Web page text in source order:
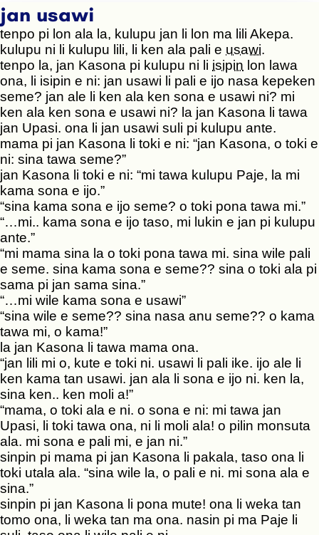
jan usawi
tenpo pi lon ala la, kulupu jan li lon ma lili Akepa.
kulupu ni li kulupu lili, li ken ala pali e usawi.
tenpo la, jan Kasona pi kulupu ni li isipin lon lawa
ona, li isipin e ni: jan usawi li pali e ijo nasa kepeken
seme? jan ale li ken ala ken sona e usawi ni? mi
ken ala ken sona e usawi ni? la jan Kasona li tawa
jan Upasi. ona li jan usawi suli pi kulupu ante.
mama pi jan Kasona li toki e ni: “jan Kasona, o toki e
ni: sina tawa seme?”
jan Kasona li toki e ni: “mi tawa kulupu Paje, la mi
kama sona e ijo.”
“sina kama sona e ijo seme? o toki pona tawa mi.”
“…mi.. kama sona e ijo taso, mi lukin e jan pi kulupu
ante.”
“mi mama sina la o toki pona tawa mi. sina wile pali
e seme. sina kama sona e seme?? sina o toki ala pi
sama pi jan sama sina.”
“…mi wile kama sona e usawi”
“sina wile e seme?? sina nasa anu seme?? o kama
tawa mi, o kama!”
la jan Kasona li tawa mama ona.
“jan lili mi o, kute e toki ni. usawi li pali ike. ijo ale li
ken kama tan usawi. jan ala li sona e ijo ni. ken la,
sina ken.. ken moli a!”
“mama, o toki ala e ni. o sona e ni: mi tawa jan
Upasi, li toki tawa ona, ni li moli ala! o pilin monsuta
ala. mi sona e pali mi, e jan ni.”
sinpin pi mama pi jan Kasona li pakala, taso ona li
toki utala ala. “sina wile la, o pali e ni. mi sona ala e
sina.”
sinpin pi jan Kasona li pona mute! ona li weka tan
tomo ona, li weka tan ma ona. nasin pi ma Paje li